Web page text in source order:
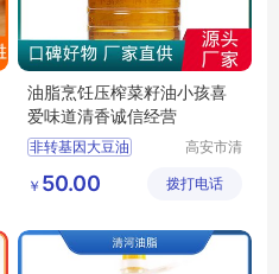
油脂烹饪压榨菜籽油小孩喜
爱味道清香诚信经营
非转基因大豆油
压榨菜籽油
纯稻米油
高安市清
限公司
￥ 50.00 拨打电话